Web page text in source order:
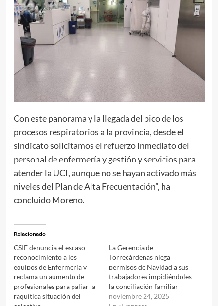
Con este panorama y la llegada del pico de los
procesos respiratorios a la provincia, desde el
sindicato solicitamos el refuerzo inmediato del
personal de enfermería y gestión y servicios para
atender la UCI, aunque no se hayan activado más
niveles del Plan de Alta Frecuentación”, ha
concluido Moreno.
Relacionado
CSIF denuncia el escaso
reconocimiento a los
equipos de Enfermería y
reclama un aumento de
profesionales para paliar la
raquítica situación del
La Gerencia de
Torrecárdenas niega
permisos de Navidad a sus
trabajadores impidiéndoles
la conciliación familiar
noviembre 24, 2025